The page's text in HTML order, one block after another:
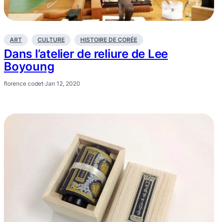
ART CULTURE HISTOIRE DE CORÉE
Dans l’atelier de reliure de Lee
Boyoung
florence codet·Jan 12, 2020